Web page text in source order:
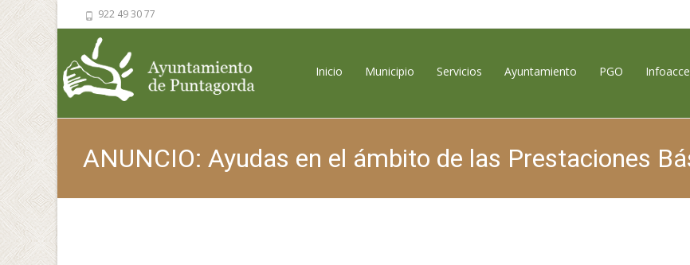
922 49 30 77
Inicio
Municipio Servicios Ayuntamiento PGO
ANUNCIO: Ayudas en el ámbito de las Prestaciones